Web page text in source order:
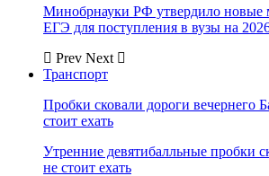
Минобрнауки РФ утвердило новые
ЕГЭ для поступления в вузы на
Prev Next
Транспорт
Пробки сковали дороги вечернего
стоит ехать
Утренние девятибалльные пробки
не стоит ехать